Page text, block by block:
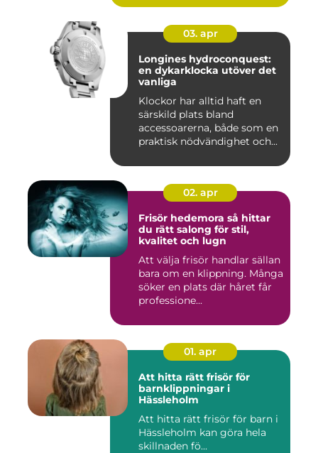
03. apr
Longines hydroconquest:
en dykarklocka utöver det
vanliga
Klockor har alltid haft en
särskild plats bland
accessoarerna, både som en
praktisk nödvändighet och...
02. apr
Frisör hedemora så hittar
du rätt salong för stil,
kvalitet och lugn
Att välja frisör handlar sällan
bara om en klippning. Många
söker en plats där håret får
professione...
01. apr
Att hitta rätt frisör för
barnklippningar i
Hässleholm
Att hitta rätt frisör för barn i
Hässleholm kan göra hela
skillnaden fö...